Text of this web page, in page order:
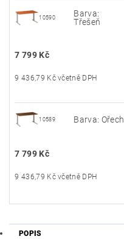
10590
Barva:
Třešeň
7 799 Kč
9 436,79 Kč včetně DPH
10589 Barva: Ořech
7 799 Kč
9 436,79 Kč včetně DPH
POPIS